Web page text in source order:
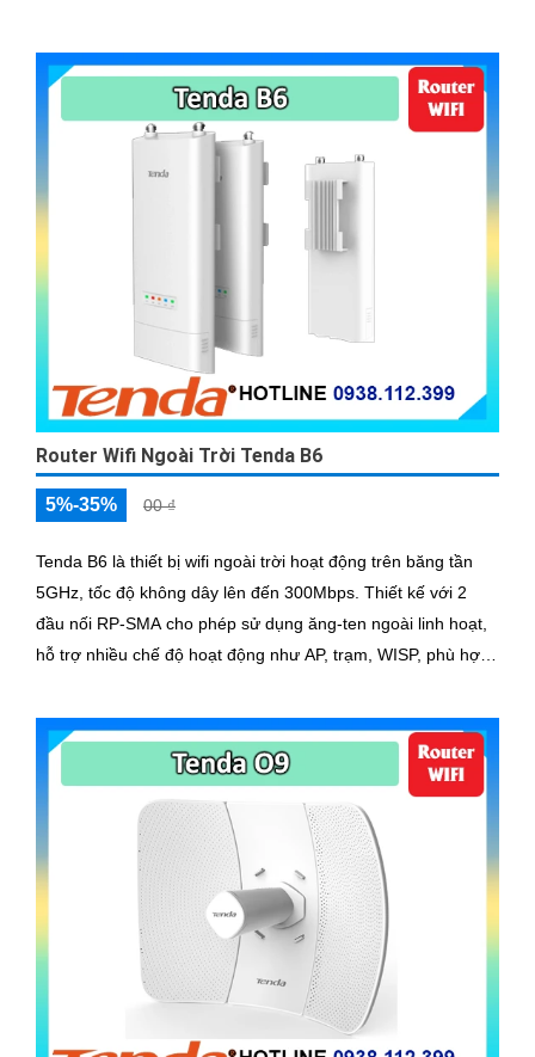
Router Wifi Ngoài Trời Tenda B6
5%-35% 00 ₫
Tenda B6 là thiết bị wifi ngoài trời hoạt động trên băng tần
5GHz, tốc độ không dây lên đến 300Mbps. Thiết kế với 2
đầu nối RP-SMA cho phép sử dụng ăng-ten ngoài linh hoạt,
hỗ trợ nhiều chế độ hoạt động như AP, trạm, WISP, phù hợp
giám sát